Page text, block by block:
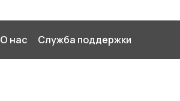
О нас Служба поддержки